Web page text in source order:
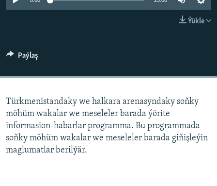
Ýükle
Paýlaş
Türkmenistandaky we halkara arenasyndaky soňky
möhüm wakalar we meseleler barada ýörite
informasion-habarlar programma. Bu programmada
soňky möhüm wakalar we meseleler barada giňişleýin
maglumatlar berilýär.